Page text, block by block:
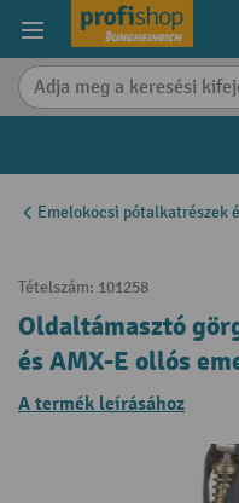
content
Emelokocsi pótalkatrészek
Tételszám: 101258
Oldaltámasztó
és AMX-E ollós
A termék leírásához